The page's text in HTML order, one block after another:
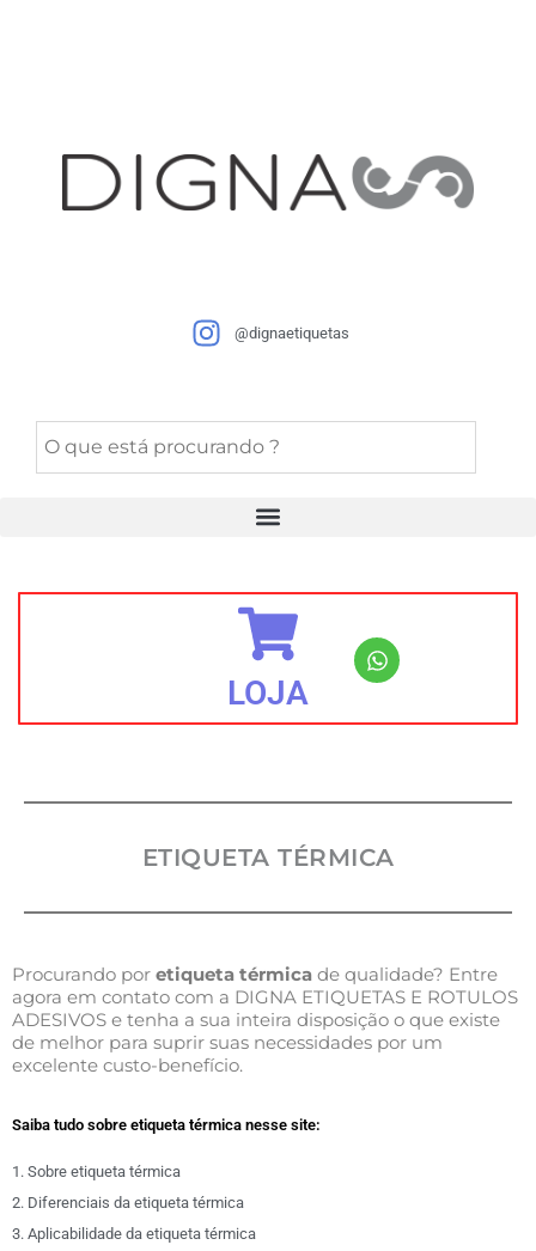
@dignaetiquetas
LOJA
ETIQUETA TÉRMICA
Procurando por etiqueta térmica de qualidade? Entre
agora em contato com a DIGNA ETIQUETAS E ROTULOS
ADESIVOS e tenha a sua inteira disposição o que existe
de melhor para suprir suas necessidades por um
excelente custo-benefício.
Saiba tudo sobre etiqueta térmica nesse site:
1. Sobre etiqueta térmica
2. Diferenciais da etiqueta térmica
3. Aplicabilidade da etiqueta térmica